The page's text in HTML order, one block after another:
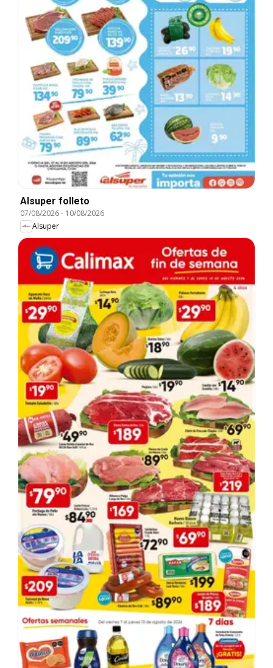
Alsuper folleto
07/08/2026- 10/08/2026
Alsuper